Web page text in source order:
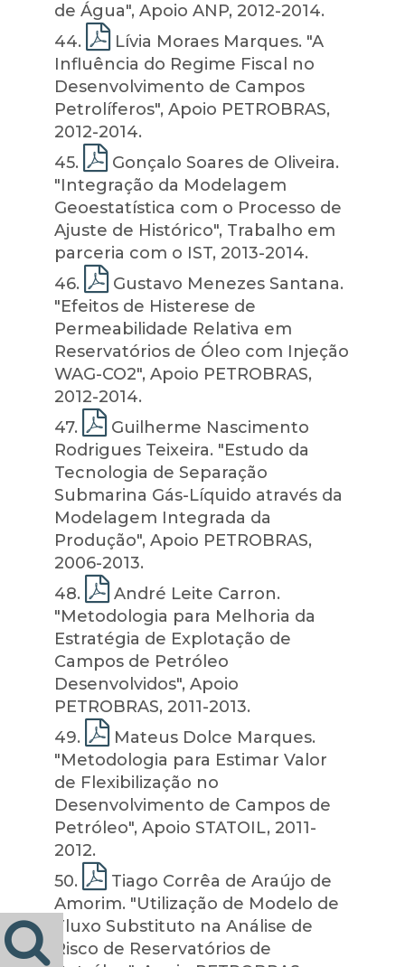
de Água", Apoio ANP, 2012-2014.
44.
Lívia Moraes Marques. "A
Influência do Regime Fiscal no
Desenvolvimento de Campos
Petrolíferos", Apoio PETROBRAS,
2012-2014.
45.
Gonçalo Soares de Oliveira.
"Integração da Modelagem
Geoestatística com o Processo de
Ajuste de Histórico", Trabalho em
parceria com o IST, 2013-2014.
46.
Gustavo Menezes Santana.
"Efeitos de Histerese de
Permeabilidade Relativa em
Reservatórios de Óleo com Injeção
WAG-CO2", Apoio PETROBRAS,
2012-2014.
47.
Guilherme Nascimento
Rodrigues Teixeira. "Estudo da
Tecnologia de Separação
Submarina Gás-Líquido através da
Modelagem Integrada da
Produção", Apoio PETROBRAS,
2006-2013.
48.
André Leite Carron.
"Metodologia para Melhoria da
Estratégia de Explotação de
Campos de Petróleo
Desenvolvidos", Apoio
PETROBRAS, 2011-2013.
49.
Mateus Dolce Marques.
"Metodologia para Estimar Valor
de Flexibilização no
Desenvolvimento de Campos de
Petróleo", Apoio STATOIL, 2011-
2012.
50.
Tiago Corrêa de Araújo de
Amorim. "Utilização de Modelo de
Fluxo Substituto na Análise de
Risco de Reservatórios de